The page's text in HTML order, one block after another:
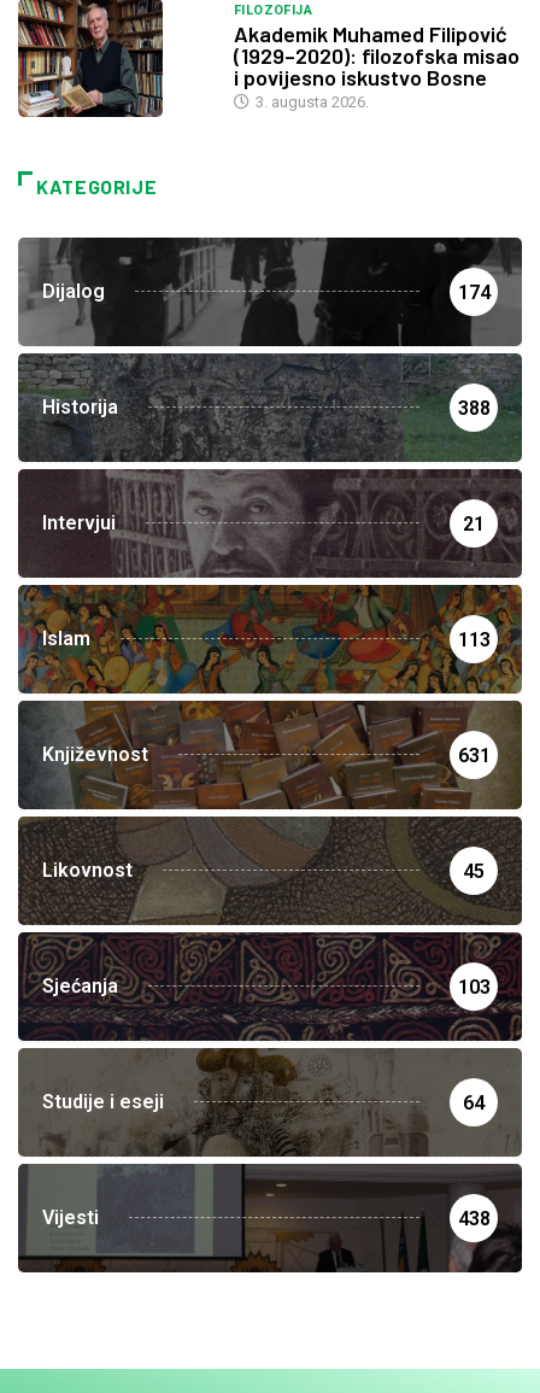
FILOZOFIJA
Akademik Muhamed Filipović
(1929–2020): filozofska misao
i povijesno iskustvo Bosne
3. augusta 2026.
KATEGORIJE
Dijalog 174
Historija 388
Intervjui 21
Islam 113
Književnost 631
Likovnost 45
Sjećanja 103
Studije i eseji 64
Vijesti 438